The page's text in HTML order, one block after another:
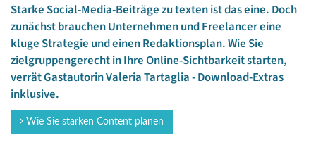
Starke Social-Media-Beiträge zu texten ist das eine. Doch
zunächst brauchen Unternehmen und Freelancer eine
kluge Strategie und einen Redaktionsplan. Wie Sie
zielgruppengerecht in Ihre Online-Sichtbarkeit starten,
verrät Gastautorin Valeria Tartaglia - Download-Extras
inklusive.
Wie Sie starken Content planen